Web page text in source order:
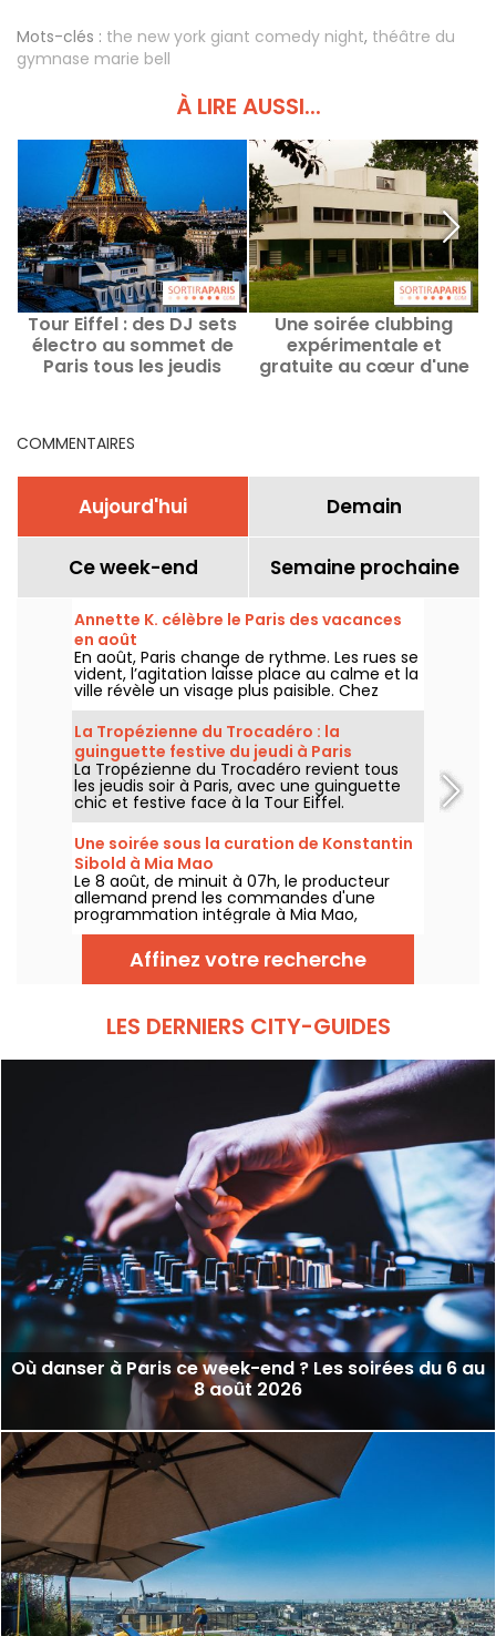
Mots-clés : the new york giant comedy night, théâtre du
gymnase marie bell
À LIRE AUSSI...
Tour Eiffel : des DJ sets
électro au sommet de
Paris tous les jeudis
Une soirée clubbing
expérimentale et
gratuite au cœur d'une
COMMENTAIRES
Aujourd'hui Demain
Ce week-end Semaine prochaine
Annette K. célèbre le Paris des vacances
en août
En août, Paris change de rythme. Les rues se
vident, l’agitation laisse place au calme et la
ville révèle un visage plus paisible. Chez
Annette K., on profite de cette parenthèse
unique pour prolonger l’esprit des vacances,
les pieds presque dans l’eau, avant le retour
à la rentrée.
La Tropézienne du Trocadéro : la
guinguette festive du jeudi à Paris
La Tropézienne du Trocadéro revient tous
les jeudis soir à Paris, avec une guinguette
chic et festive face à la Tour Eiffel.
Une soirée sous la curation de Konstantin
Sibold à Mia Mao
Le 8 août, de minuit à 07h, le producteur
allemand prend les commandes d'une
programmation intégrale à Mia Mao,
entouré de Hardt Antoine et EG, pour une
soirée qui traverse la house mélodique, la
techno et leurs zones frontières.
Affinez votre recherche
LES DERNIERS CITY-GUIDES
Où danser à Paris ce week-end ? Les soirées du 6 au
8 août 2026